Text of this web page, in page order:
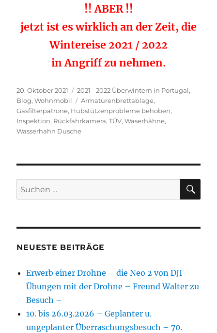
!! ABER !!
jetzt ist es wirklich an der Zeit, die
Wintereise 2021 / 2022
in Angriff zu nehmen.
Veröffentlicht
am
20. Oktober 2021 Kategorien
2021 - 2022 Überwintern in Portugal,
Blog,Wohnmobil Schlagwörter
Armaturenbrettablage,
Gasfilterpatrone, Hubstützenprobleme behoben,
Inspektion, Rückfahrkamera,TÜV,Waserhähne,
Wasserhahn Dusche
Suchen
nach:
NEUESTE BEITRÄGE
Erwerb einer Drohne – die Neo 2 von DJI-
Übungen mit der Drohne – Freund Walter zu
Besuch –
10. bis 26.03.2026 – Geplanter u.
ungeplanter Überraschungsbesuch – 70.